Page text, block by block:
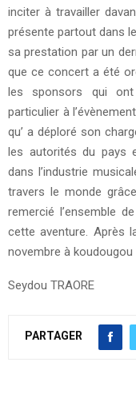
inciter à travailler
présente partout dans
sa prestation par un
que ce concert a été
les sponsors qui
particulier à
qu’ a déploré son
les autorités du pays
dans l’industrie
travers le monde
remercié l’ensemble
cette aventure. Après
novembre à koudougou
Seydou TRAORE
PARTAGER